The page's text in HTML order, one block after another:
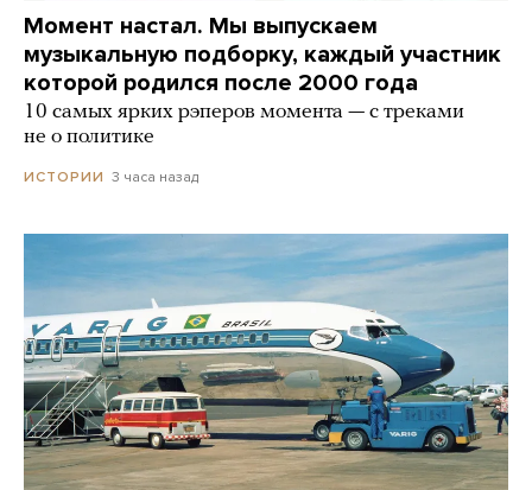
Момент настал. Мы выпускаем
музыкальную подборку, каждый участник
которой родился после 2000 года
10 самых ярких рэперов момента — с треками
не о политике
ИСТОРИИ 3 часа назад